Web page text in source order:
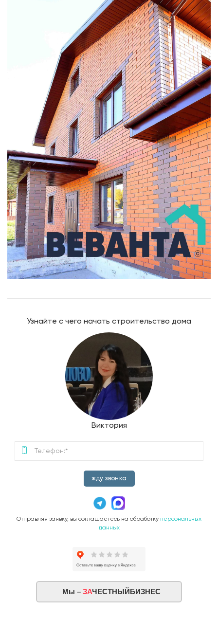
Узнайте с чего начать строительство дома
Виктория
жду звонка
Отправляя заявку, вы соглашаетесь на обработку персональных
данных
Мы – ЗАЧЕСТНЫЙБИЗНЕС